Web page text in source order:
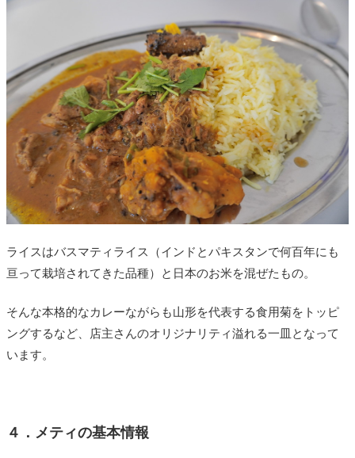
ライスはバスマティライス（インドとパキスタンで何百年にも
亘って栽培されてきた品種）と日本のお米を混ぜたもの。
そんな本格的なカレーながらも山形を代表する食用菊をトッピ
ングするなど、店主さんのオリジナリティ溢れる一皿となって
います。
４．メティの基本情報